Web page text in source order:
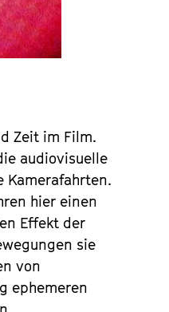
Zeit im Film.
audiovisuelle
Kamerafahrten.
hier einen
Effekt der
sie
von
ephemeren